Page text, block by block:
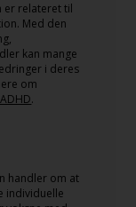
er relateret til
Med den
kan mange
i deres
om
.
handler om at
individuelle